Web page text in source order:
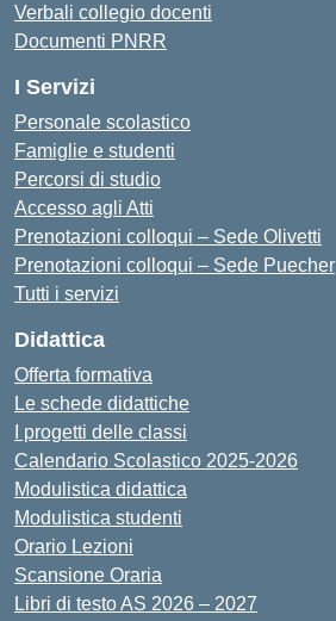
Verbali collegio docenti
Documenti PNRR
I Servizi
Personale scolastico
Famiglie e studenti
Percorsi di studio
Accesso agli Atti
Prenotazioni colloqui – Sede Olivetti
Prenotazioni colloqui – Sede Puecher
Tutti i servizi
Didattica
Offerta formativa
Le schede didattiche
I progetti delle classi
Calendario Scolastico 2025-2026
Modulistica didattica
Modulistica studenti
Orario Lezioni
Scansione Oraria
Libri di testo AS 2026 – 2027